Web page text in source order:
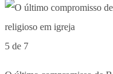
5 de 7